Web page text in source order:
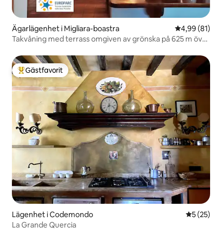
Ägarlägenhet i Migliara-boastra 4,99 av 5 i
4,99 (81)
Takvåning med terrass omgiven av grönska på 625 m över
Populär gästfavorit
Gästfavorit
Lägenhet i Codemondo 5 av 5 i
5 (25)
La Grande Quercia